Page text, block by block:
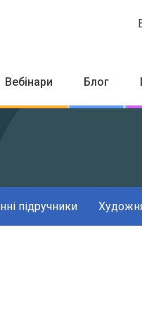
Вебінари Блог
підручники